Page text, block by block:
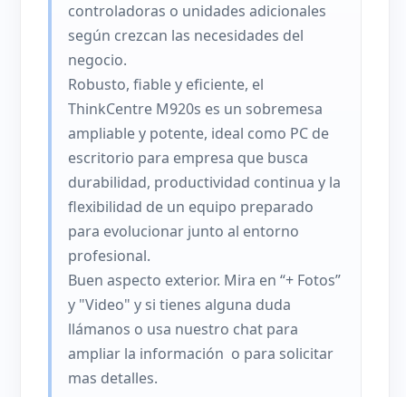
controladoras o unidades adicionales
según crezcan las necesidades del
negocio.
Robusto, fiable y eficiente, el
ThinkCentre M920s es un sobremesa
ampliable y potente, ideal como PC de
escritorio para empresa que busca
durabilidad, productividad continua y la
flexibilidad de un equipo preparado
para evolucionar junto al entorno
profesional.
Buen aspecto exterior. Mira en “+ Fotos”
y "Video" y si tienes alguna duda
llámanos o usa nuestro chat para
ampliar la información o para solicitar
mas detalles.